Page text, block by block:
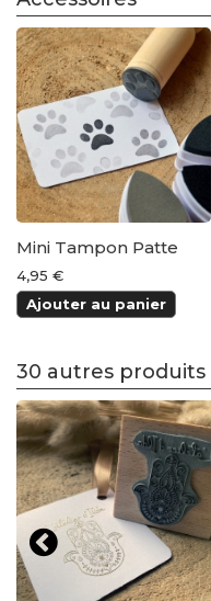
Mini Tampon Patte
4,95 €
Ajouter au panier
30 autres